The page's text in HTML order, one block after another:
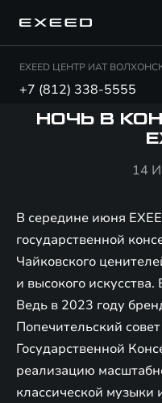
EXEED ЦЕНТР ИАТ
+7 (812) 338-5555
НОЧЬ В
14
В середине июня
государственной
Чайковского
и высокого
Ведь в 2023 году
Попечительский
Государственной
реализацию
классической